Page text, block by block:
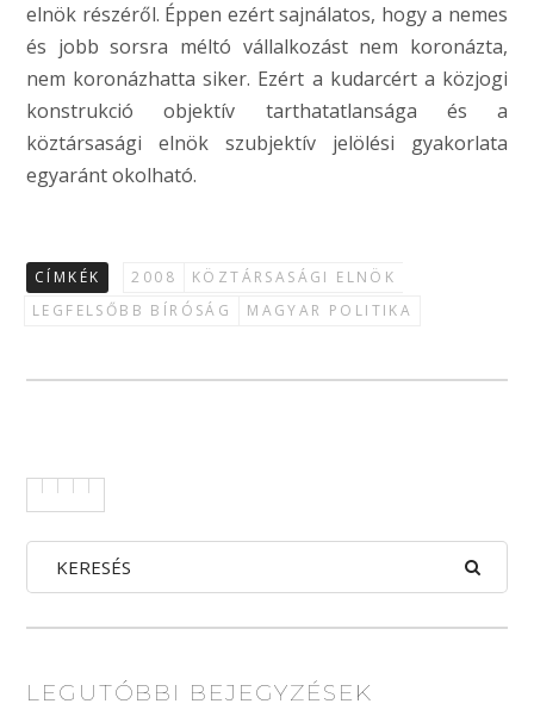
elnök részéről. Éppen ezért sajnálatos, hogy a nemes
és jobb sorsra méltó vállalkozást nem koronázta,
nem koronázhatta siker. Ezért a kudarcért a közjogi
konstrukció objektív tarthatatlansága és a
köztársasági elnök szubjektív jelölési gyakorlata
egyaránt okolható.
CÍMKÉK 2008
KÖZTÁRSASÁGI ELNÖK
LEGFELSŐBB BÍRÓSÁG
MAGYAR POLITIKA
LEGUTÓBBI BEJEGYZÉSEK